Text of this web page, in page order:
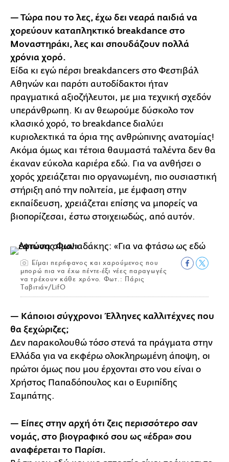
— Τώρα που το λες, έχω δει νεαρά παιδιά να
χορεύουν καταπληκτικό breakdance στο
Μοναστηράκι, λες και σπουδάζουν πολλά
χρόνια χορό.
Είδα κι εγώ πέρσι breakdancers στο Φεστιβάλ
Αθηνών και παρότι αυτοδίδακτοι ήταν
πραγματικά αξιοζήλευτοι, με μια τεχνική σχεδόν
υπεράνθρωπη. Κι αν θεωρούμε δύσκολο τον
κλασικό χορό, το breakdance διαλύει
κυριολεκτικά τα όρια της ανθρώπινης ανατομίας!
Ακόμα όμως και τέτοια θαυμαστά ταλέντα δεν θα
έκαναν εύκολα καριέρα εδώ. Για να ανθήσει ο
χορός χρειάζεται πιο οργανωμένη, πιο ουσιαστική
στήριξη από την πολιτεία, με έμφαση στην
εκπαίδευση, χρειάζεται επίσης να μπορείς να
βιοπορίζεσαι, έστω στοιχειωδώς, από αυτόν.
Είμαι περήφανος και χαρούμενος που
μπορώ πια να έχω πέντε-έξι νέες παραγωγές
να τρέχουν κάθε χρόνο. Φωτ.: Πάρις
Ταβιτιάν/LifO
— Κάποιοι σύγχρονοι Έλληνες καλλιτέχνες που
θα ξεχώριζες;
Δεν παρακολουθώ τόσο στενά τα πράγματα στην
Ελλάδα για να εκφέρω ολοκληρωμένη άποψη, οι
πρώτοι όμως που μου έρχονται στο νου είναι ο
Χρήστος Παπαδόπουλος και ο Ευριπίδης
Σαμπάτης.
— Είπες στην αρχή ότι ζεις περισσότερο σαν
νομάς, στο βιογραφικό σου ως «έδρα» σου
αναφέρεται το Παρίσι.